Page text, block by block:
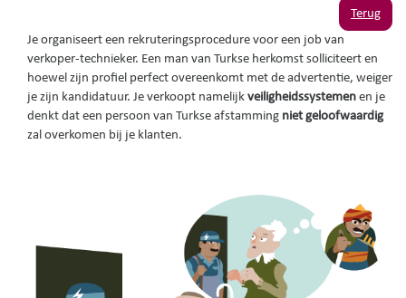
Terug
Je organiseert een rekruteringsprocedure voor een job van
verkoper-technieker. Een man van Turkse herkomst solliciteert en
hoewel zijn profiel perfect overeenkomt met de advertentie, weiger
je zijn kandidatuur. Je verkoopt namelijk veiligheidssystemen en je
denkt dat een persoon van Turkse afstamming niet geloofwaardig
zal overkomen bij je klanten.